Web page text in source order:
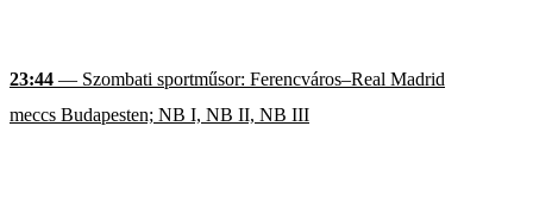
23:44 — Szombati sportműsor: Ferencváros–Real Madrid
meccs Budapesten; NB I, NB II, NB III